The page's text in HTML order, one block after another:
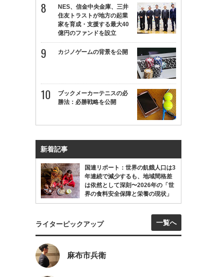
NES、信金中央金庫、三井
住友トラストが地方の起業
家を育成・支援する最大40
億円のファンドを設立
カジノゲームの背景を公開
ブックメーカーテニスの必
勝法：必勝戦略を公開
新着記事
国連リポート：世界の飢餓人口は3
年連続で減少するも、地域間格差
は依然として深刻〜2026年の「世
界の食料安全保障と栄養の現状」
ライターピックアップ 一覧へ
麻布市兵衛